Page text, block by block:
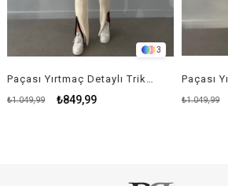
3
Paçası Yırtmaç Detaylı Triko Takım - KREM RENK
₺849,99 ₺1.049,99